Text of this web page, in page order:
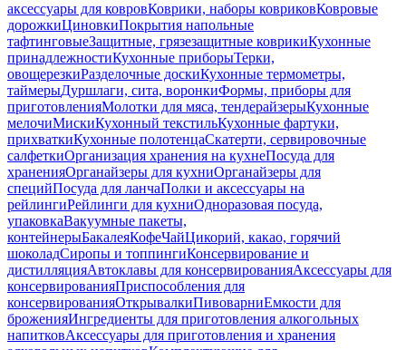
аксессуары для ковровКоврики, наборы ковриковКовровые
дорожкиЦиновкиПокрытия напольные
тафтинговыеЗащитные, грязезащитные коврикиКухонные
принадлежностиКухонные приборыТерки,
овощерезкиРазделочные доскиКухонные термометры,
таймерыДуршлаги, сита, воронкиФормы, приборы для
приготовленияМолотки для мяса, тендерайзерыКухонные
мелочиМискиКухонный текстильКухонные фартуки,
прихваткиКухонные полотенцаСкатерти, сервировочные
салфеткиОрганизация хранения на кухнеПосуда для
храненияОрганайзеры для кухниОрганайзеры для
специйПосуда для ланчаПолки и аксессуары на
рейлингиРейлинги для кухниОдноразовая посуда,
упаковкаВакуумные пакеты,
контейнерыБакалеяКофеЧайЦикорий, какао, горячий
шоколадСиропы и топпингиКонсервирование и
дистилляцияАвтоклавы для консервированияАксессуары для
консервированияПриспособления для
консервированияОткрывалкиПивоварниЕмкости для
броженияИнгредиенты для приготовления алкогольных
напитковАксессуары для приготовления и хранения